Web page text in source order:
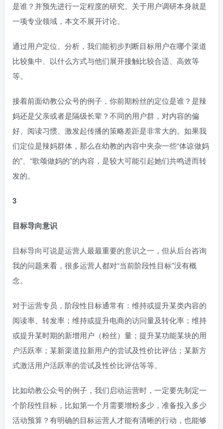
是谁？并预先进行一定程度的研究。关于用户调研本身就是
一项专业领域，本文不展开讨论。
通过用户定位、分析，我们能初步判断目标用户在哪个渠道
比较集中、以什么方式与他们展开接触比较合适、高效等
等。
接着前面幼教公众号的例子，你前期粉丝的定位是谁？是辣
妈还是父亲或者是隔级长辈？不同的用户群，对内容的偏
好、阅读习惯、激发起传播的策略差距是非常大的。如果我
们定位是辣妈群体，那么在幼教的内容中夹杂一些“体谅做妈
的”、“歌颂做妈的”的内容，是较大可能引起她们共鸣进而转
发的。
3
目标导向意识
目标导向可说是运营人最最重要的意识之一，但从后台咨询
我的问题来看，很多运营人都对“当前阶段性目标”没有概
念。
对于运营专员，阶段性目标通常有：维持或提升某类内容的
阅读率、转发率；维持或提升电商的访问量及转化率；维持
或提升某时期的新增用户（粉丝）量；提升某功能某块的用
户活跃率；某新渠道拉新用户的尝试及性价比评估；某新方
式激活用户活跃率的尝试及性价比评估等等。
比如幼教公众号的例子，我们启动运营时，一定要先制定一
个阶段性目标，比如第一个月需要增粉多少，准备投入多少
活动预算？有明确的目标运营人才能有清晰的行动，也能够